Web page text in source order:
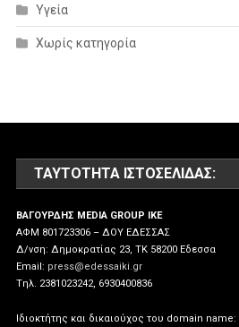
Υγεία
Χωρίς κατηγορία
ΤΑΥΤΌΤΗΤΑ ΙΣΤΟΣΕΛΊΔΑΣ:
ΒΑΓΟΥΡΔΗΣ MEDIA GROUP IKE
ΑΦΜ 801723306 – ΔΟΥ ΕΔΕΣΣΑΣ
Δ/νση: Δημοκρατίας 23, ΤΚ 58200 Εδεσσα
Email: press@edessaiki.gr
Tηλ. 2381023242, 6930400836
Ιδιοκτήτης και δικαιούχος του domain name: